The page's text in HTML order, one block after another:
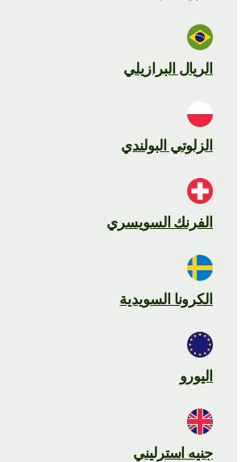
الريال البرازيلي
الزلوتي البولندي
الفرنك السويسري
الكرونا السويدية
اليورو
جنيه استرليني